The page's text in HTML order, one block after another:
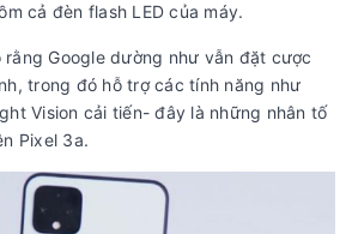
cả đèn flash LED của máy.
rằng Google dường như vẫn đặt cược
trong đó hỗ trợ các tính năng như
Vision cải tiến- đây là những nhân tố
Pixel 3a.